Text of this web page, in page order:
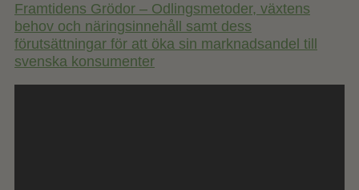
Framtidens Grödor – Odlingsmetoder, växtens
behov och näringsinnehåll samt dess
förutsättningar för att öka sin marknadsandel till
svenska konsumenter